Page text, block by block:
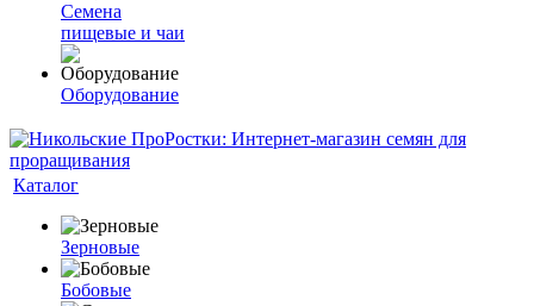
Семена
пищевые и чаи
Оборудование
Каталог
Зерновые
Бобовые